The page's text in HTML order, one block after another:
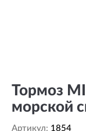
Тормоз
морской
Артикул: 1854